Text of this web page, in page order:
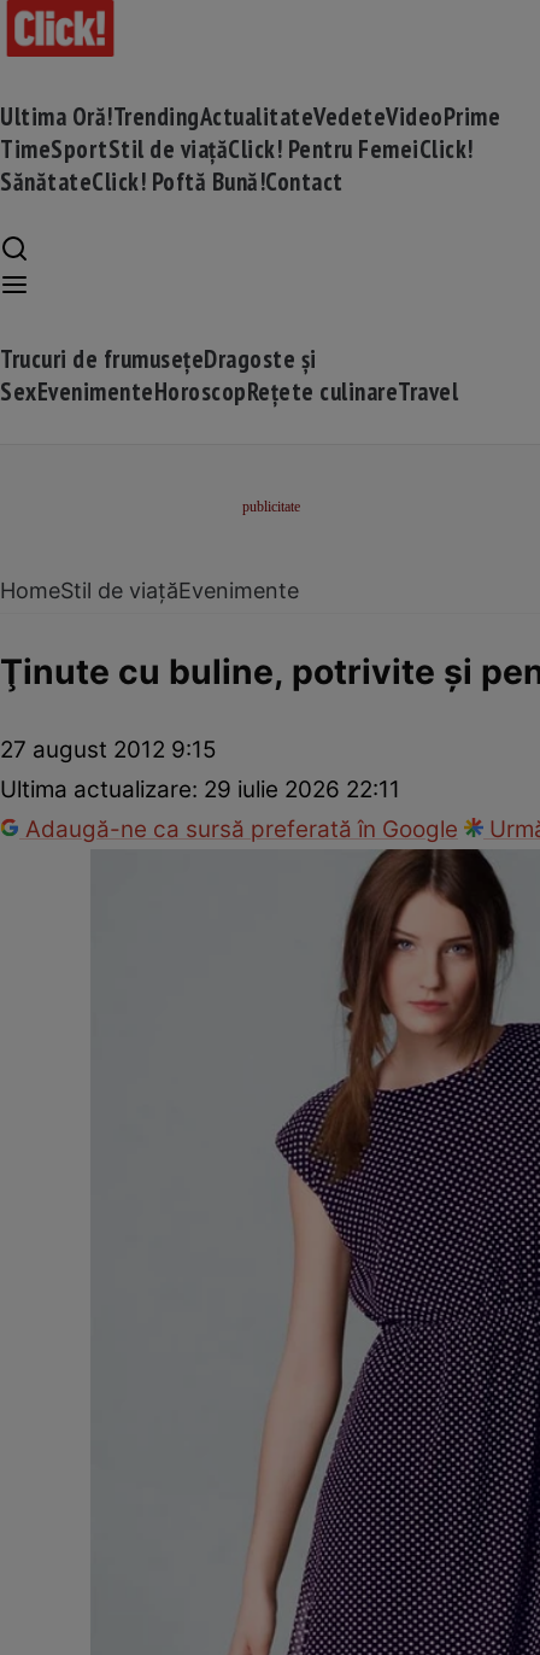
Ultima Oră!TrendingActualitateVedeteVideoPrime
TimeSportStil de viațăClick! Pentru FemeiClick!
SănătateClick! Poftă Bună!Contact
Trucuri de frumusețeDragoste și
SexEvenimenteHoroscopRețete culinareTravel
HomeStil de viațăEvenimente
Ţinute cu buline, potrivite şi
27 august 2012 9:15
Ultima actualizare: 29 iulie 2026 22:11
Adaugă-ne ca sursă preferată în Google